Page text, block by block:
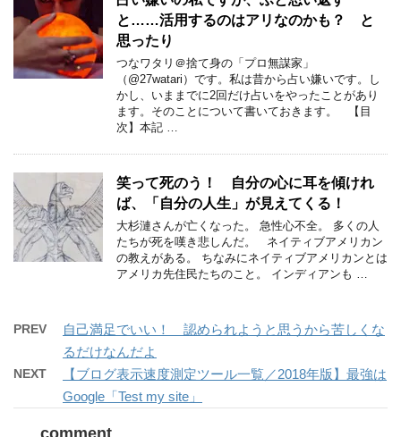
と……活用するのはアリなのかも？ と
思ったり
つなワタリ＠捨て身の「プロ無謀家」
（@27watari）です。私は昔から占い嫌いです。し
かし、いままでに2回だけ占いをやったことがあり
ます。そのことについて書いておきます。 【目
次】本記 …
笑って死のう！ 自分の心に耳を傾けれ
ば、「自分の人生」が見えてくる！
大杉漣さんが亡くなった。 急性心不全。 多くの人
たちが死を嘆き悲しんだ。 ネイティブアメリカン
の教えがある。 ちなみにネイティブアメリカンとは
アメリカ先住民たちのこと。 インディアンも …
PREV
自己満足でいい！ 認められようと思うから苦しくな
るだけなんだよ
NEXT
【ブログ表示速度測定ツール一覧／2018年版】最強は
Google「Test my site」
comment